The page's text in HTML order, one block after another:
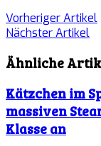
Vorheriger Artikel
Nächster Artikel
Ähnliche
Kätzchen im
massiven
Klasse an